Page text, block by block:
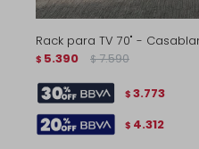
Rack para TV 70" -
$ 5.390 $ 7.590
$ 3.773
$ 4.312